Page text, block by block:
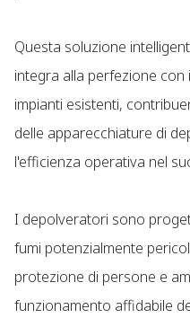
Questa soluzione
integra alla perfezione con
impianti esistenti,
delle apparecchiature di
l'efficienza operativa nel
I depolveratori sono
fumi potenzialmente
protezione di persone e
funzionamento affidabile